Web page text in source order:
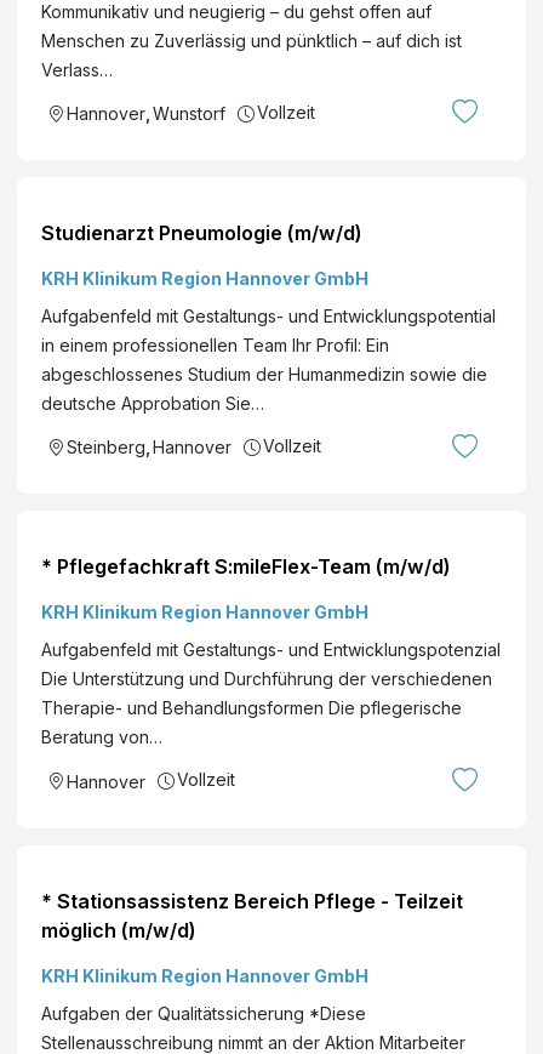
Kommunikativ und neugierig – du gehst offen auf
Menschen zu Zuverlässig und pünktlich – auf dich ist
Verlass…
Hannover Wunstorf Vollzeit
Studienarzt Pneumologie (m/w/d)
KRH Klinikum Region Hannover GmbH
Aufgabenfeld mit Gestaltungs- und Entwicklungspotential
in einem professionellen Team Ihr Profil: Ein
abgeschlossenes Studium der Humanmedizin sowie die
deutsche Approbation Sie…
Steinberg, Hannover Vollzeit
* Pflegefachkraft S:mileFlex-Team (m/w/d)
KRH Klinikum Region Hannover GmbH
Aufgabenfeld mit Gestaltungs- und Entwicklungspotenzial
Die Unterstützung und Durchführung der verschiedenen
Therapie- und Behandlungsformen Die pflegerische
Beratung von…
Hannover Vollzeit
* Stationsassistenz Bereich Pflege - Teilzeit
möglich (m/w/d)
KRH Klinikum Region Hannover GmbH
Aufgaben der Qualitätssicherung *Diese
Stellenausschreibung nimmt an der Aktion Mitarbeiter